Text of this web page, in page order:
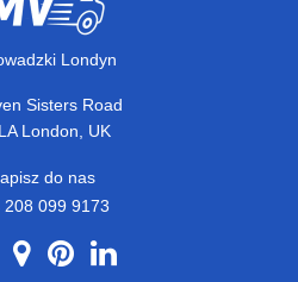
Londyn
Sisters Road
London, UK
do nas
208 099 9173